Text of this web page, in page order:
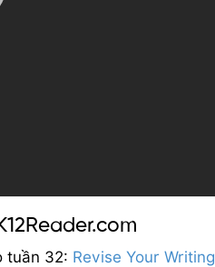
tuần 32: Revise Your Writing